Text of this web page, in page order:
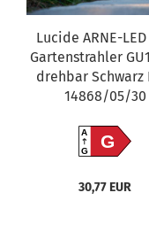
Lucide ARNE-LED
Gartenstrahler
drehbar Schwarz
14868/05/30
A
GG
30,77 EUR